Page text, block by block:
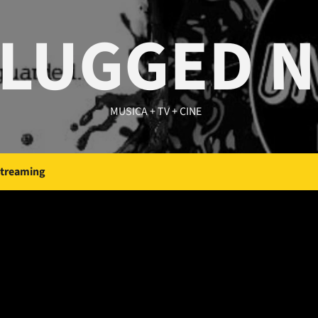
MUSICA + TV + CINE